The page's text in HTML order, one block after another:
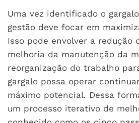
Uma vez identificado o
gestão deve focar em
Isso pode envolver a redução
melhoria da manutenção da
reorganização do trabalho
gargalo possa operar
máximo potencial. Dessa
um processo iterativo de